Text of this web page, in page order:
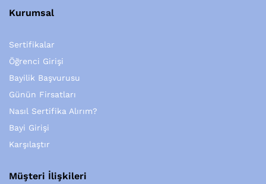
Kurumsal
Sertifikalar
Öğrenci Girişi
Bayilik Başvurusu
Günün Firsatları
Nasıl Sertifika Alırım?
Bayi Girişi
Karşılaştır
Müşteri İlişkileri